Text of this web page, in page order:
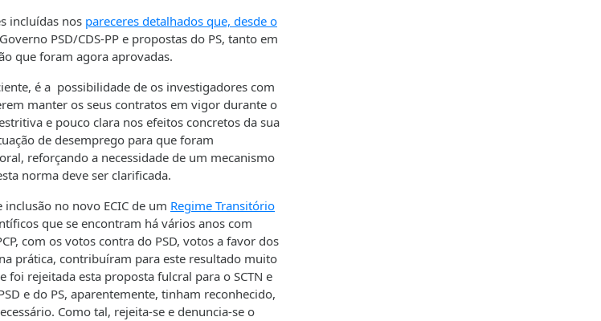
incluídas nos pareceres detalhados que, desde o
PSD/CDS-PP e propostas do PS, tanto em
que foram agora aprovadas.
é a possibilidade de os investigadores com
manter os seus contratos em vigor durante o
e pouco clara nos efeitos concretos da sua
de desemprego para que foram
reforçando a necessidade de um mecanismo
norma deve ser clarificada.
no novo ECIC de um Regime Transitório
que se encontram há vários anos com
com os votos contra do PSD, votos a favor dos
prática, contribuíram para este resultado muito
foi rejeitada esta proposta fulcral para o SCTN e
e do PS, aparentemente, tinham reconhecido,
Como tal, rejeita-se e denuncia-se o